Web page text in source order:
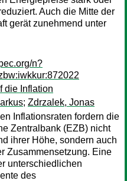
Auch die Mitte der
gerät zunehmend unter
n?
die Inflation
; Zdrzalek, Jonas
Inflationsraten fordern die
Zentralbank (EZB) nicht
ihrer Höhe, sondern auch
Zusammensetzung. Eine
unterschiedlichen
des